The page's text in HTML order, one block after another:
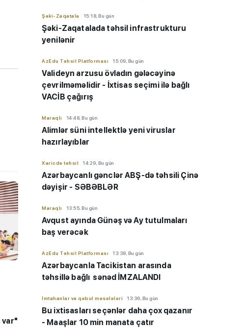
var"
Şəki-Zaqatala 15:18, Bu gün
Şəki-Zaqatalada təhsil infrastrukturu
yenilənir
AzEdu Təhsil Platforması 15:09, Bu gün
Valideyn arzusu övladın gələcəyinə
çevrilməməlidir - İxtisas seçimi ilə bağlı
VACİB çağırış
Maraqlı 14:48, Bu gün
Alimlər süni intellektlə yeni viruslar
hazırlayıblar
Xaricdə təhsil 14:29, Bu gün
Azərbaycanlı gənclər ABŞ-də təhsili Çinə
dəyişir - SƏBƏBLƏR
Maraqlı 13:55, Bu gün
Avqust ayında Günəş və Ay tutulmaları
baş verəcək
AzEdu Təhsil Platforması 13:38, Bu gün
Azərbaycanla Tacikistan arasında
təhsillə bağlı sənəd İMZALANDI
İmtahanlar və qəbul məsələləri 13:36, Bu gün
Bu ixtisasları seçənlər daha çox qazanır
- Maaşlar 10 min manata çatır